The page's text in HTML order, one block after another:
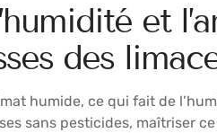
et
des
humide, ce qui fait de
sans pesticides, maîtriser